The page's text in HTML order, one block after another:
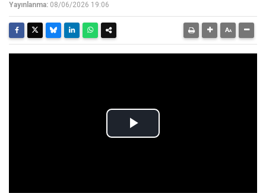
Yayınlanma: 08/06/2026 19:06